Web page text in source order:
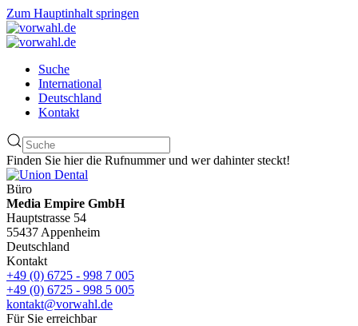
Zum Hauptinhalt springen
Suche
International
Deutschland
Kontakt
Finden Sie hier die Rufnummer und wer dahinter steckt!
Büro
Media Empire GmbH
Hauptstrasse 54
55437 Appenheim
Deutschland
Kontakt
+49 (0) 6725 - 998 7 005
+49 (0) 6725 - 998 5 005
kontakt@vorwahl.de
Für Sie erreichbar